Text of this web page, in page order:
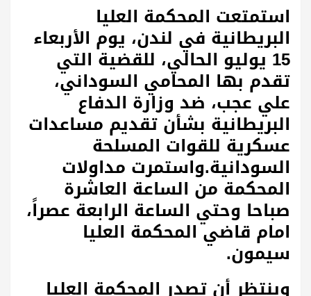
استمتعت المحكمة العليا
البريطانية في لندن، يوم الأربعاء
15 يوليو الحالي، للقضية التي
تقدم بها المحامي السوداني،
علي عجب، ضد وزارة الدفاع
البريطانية بشأن تقديم مساعدات
عسكرية للقوات المسلحة
السودانية.واستمرت مداولات
المحكمة من الساعة العاشرة
صباحا وحتي الساعة الرابعة عصراً،
امام قاضي المحكمة العليا
سيمون.
وينتظر أن تصدر المحكمة العليا